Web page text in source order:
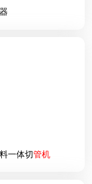
器
料一体切管机